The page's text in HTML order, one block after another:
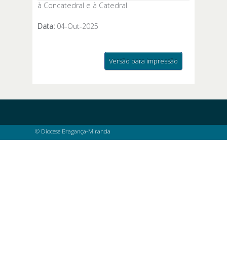
à Concatedral e à Catedral
Data: 04-Out-2025
Versão para impressão
© Diocese Bragança-Miranda